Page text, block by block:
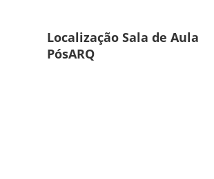
Localização Sala de Aula
PósARQ